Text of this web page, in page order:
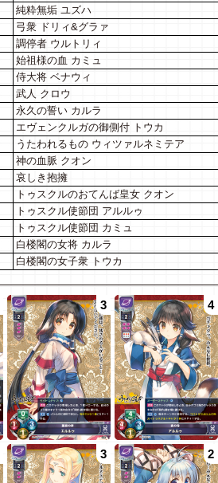
純粋無垢 ユズハ
弓衆 ドリィ&グラァ
調停者 ウルトリィ
始祖様の血 カミュ
侍大将 ベナウィ
武人 クロウ
永久の誓い カルラ
エヴェンクルガの御側付 トウカ
うたわれるもの ウィツァルネミテア
神の血脈 クオン
哀しき抱擁
トゥスクルのおてんば皇女 クオン
トゥスクル使節団 アルルゥ
トゥスクル使節団 カミュ
白楼閣の女将 カルラ
白楼閣の女子衆 トウカ
3 4
3 2